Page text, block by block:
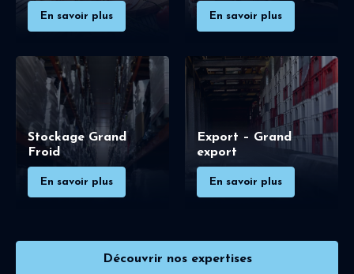
En savoir plus En savoir plus
Stockage Grand
Froid
En savoir plus
Export – Grand
export
En savoir plus
Découvrir nos expertises